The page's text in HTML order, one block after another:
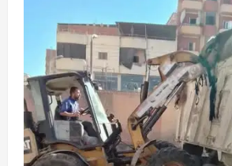
البلدية
Eman Sherif
أغسطس 6, 2026
محافظات
محافظ الوادي الجديد تلتقي مدير الأمن لبحث
مشروعات دعم المنظومة الأمنية
Rabab khaled
أغسطس 6, 2026
0